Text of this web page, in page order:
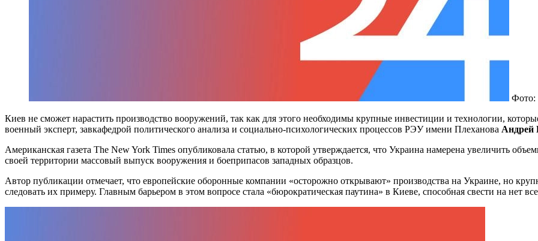
Фото:
Киев не сможет нарастить производство вооружений, так как для этого необходимы крупные инвестиции и технологии,
военный эксперт, завкафедрой политического анализа и социально-психологических процессов РЭУ имени Плеханова Андрей
Американская газета The New York Times опубликовала статью, в которой утверждается, что Украина намерена увеличить
своей территории массовый выпуск вооружения и боеприпасов западных образцов.
Автор публикации отмечает, что европейские оборонные компании «осторожно открывают» производства на Украине, но
следовать их примеру. Главным барьером в этом вопросе стала «бюрократическая паутина» в Киеве, способная свести на нет